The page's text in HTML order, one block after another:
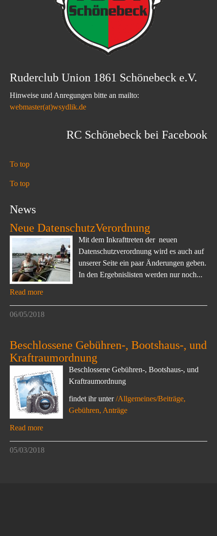
Ruderclub Union 1861 Schönebeck e.V.
Hinweise und Anregungen bitte an mailto:
webmaster(at)wsydlik.de
RC Schönebeck bei Facebook
To top
To top
News
Neue DatenschutzVerordnung
Mit dem Inkrafttreten der neuen
Datenschutzverordnung wird es auch auf
unserer Seite ein paar Änderungen geben.
In den Ergebnislisten werden nur noch...
Read more
06/05/2018
Beschlossene Gebühren-, Bootshaus-, und
Kraftraumordnung
Beschlossene Gebühren-, Bootshaus-, und
Kraftraumordnung
findet ihr unter/Allgemeines/Beiträge,
Gebühren, Anträge
Read more
05/03/2018